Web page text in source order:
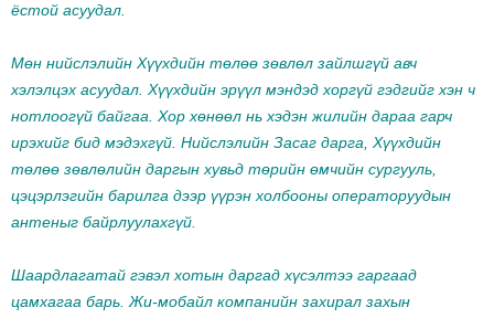
ёстой асуудал.
Мөн нийслэлийн Хүүхдийн төлөө зөвлөл зайлшгүй авч
хэлэлцэх асуудал. Хүүхдийн эрүүл мэндэд хоргүй гэдгийг хэн ч
нотлоогүй байгаа. Хор хөнөөл нь хэдэн жилийн дараа гарч
ирэхийг бид мэдэхгүй. Нийслэлийн Засаг дарга, Хүүхдийн
төлөө зөвлөлийн даргын хувьд төрийн өмчийн сургууль,
цэцэрлэгийн барилга дээр үүрэн холбооны операторуудын
антеныг байрлуулахгүй.
Шаардлагатай гэвэл хотын даргад хүсэлтээ гаргаад
цамхагаа барь. Жи-мобайл компанийн захирал захын